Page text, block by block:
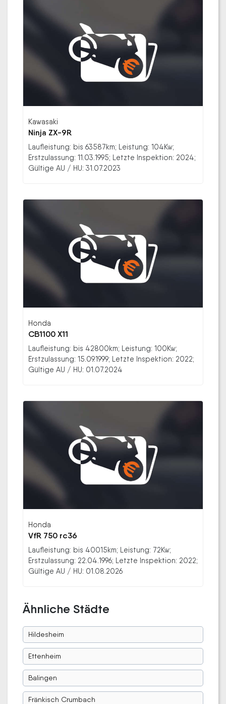
Kawasaki
Ninja ZX-9R
Laufleistung: bis 63587km; Leistung: 104Kw;
Erstzulassung: 11.03.1995; Letzte Inspektion: 2024;
Gültige AU / HU: 31.07.2023
Honda
CB1100 X11
Laufleistung: bis 42800km; Leistung: 100Kw;
Erstzulassung: 15.09.1999; Letzte Inspektion: 2022;
Gültige AU / HU: 01.07.2024
Honda
VfR 750 rc36
Laufleistung: bis 40015km; Leistung: 72Kw;
Erstzulassung: 22.04.1996; Letzte Inspektion: 2022;
Gültige AU / HU: 01.08.2026
Ähnliche Städte
Hildesheim
Ettenheim
Balingen
Fränkisch Crumbach